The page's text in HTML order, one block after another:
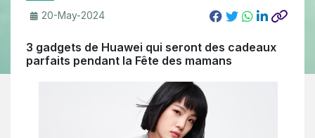
20-May-2024
3 gadgets de Huawei qui seront des cadeaux
parfaits pendant la Fête des mamans